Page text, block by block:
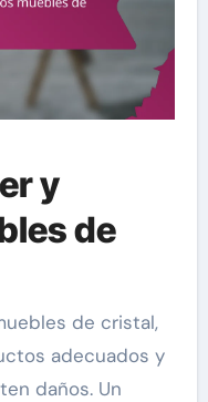
y
de
de cristal,
adecuados y
daños. Un